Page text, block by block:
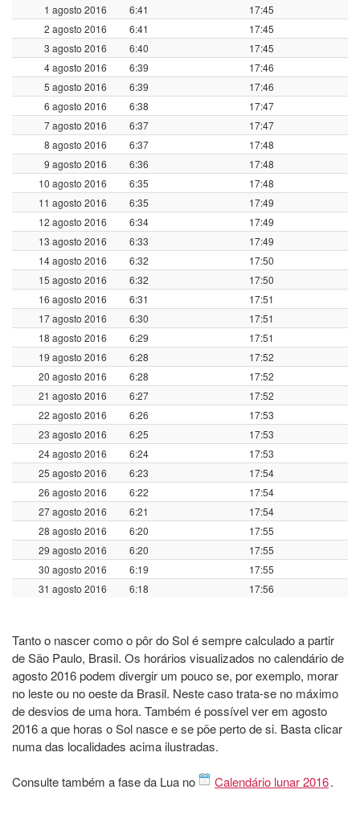
1 agosto 2016 6:41
17:45
2 agosto 2016
6:41
17:45
3 agosto 2016
6:40
17:45
4 agosto 2016
6:39
17:46
5 agosto 2016
6:39
17:46
6 agosto 2016
6:38
17:47
7 agosto 2016
6:37
17:47
8 agosto 2016
6:37
17:48
9 agosto 2016
6:36
17:48
10 agosto 2016
6:35
17:48
11 agosto 2016
6:35
17:49
12 agosto 2016
6:34
17:49
13 agosto 2016
6:33
17:49
14 agosto 2016
6:32
17:50
15 agosto 2016
6:32
17:50
16 agosto 2016
6:31
17:51
17 agosto 2016
6:30
17:51
18 agosto 2016
6:29
17:51
19 agosto 2016
6:28
17:52
20 agosto 2016
6:28
17:52
21 agosto 2016
6:27
17:52
22 agosto 2016
6:26
17:53
23 agosto 2016
6:25
17:53
24 agosto 2016
6:24
17:53
25 agosto 2016
6:23
17:54
26 agosto 2016
6:22
17:54
27 agosto 2016
6:21
17:54
28 agosto 2016
6:20
17:55
29 agosto 2016
6:20
17:55
30 agosto 2016
6:19
17:55
31 agosto 2016
6:18 17:56
Tanto o nascer como o pôr do Sol é sempre calculado a partir
de São Paulo, Brasil. Os horários visualizados no calendário de
agosto 2016 podem divergir um pouco se, por exemplo, morar
no leste ou no oeste da Brasil. Neste caso trata-se no máximo
de desvios de uma hora. Também é possível ver em agosto
2016 a que horas o Sol nasce e se põe perto de si. Basta clicar
numa das localidades acima ilustradas.
Consulte também a fase da Lua no Calendário lunar 2016.